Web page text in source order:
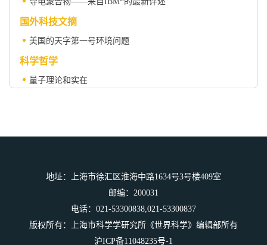
国外科技文摘
美国的天字第一号环境问题
科学哲学
量子理论和实在
人与自然应当协调发展
关于“a hundred to one”的两种不同释义
地址：上海市徐汇区淮海中路1634号3号楼409室
邮编：200031
电话：021-53300838,021-53300837
版权所有：上海市科学学研究所《世界科学》编辑部所有
沪ICP备11048235号-1